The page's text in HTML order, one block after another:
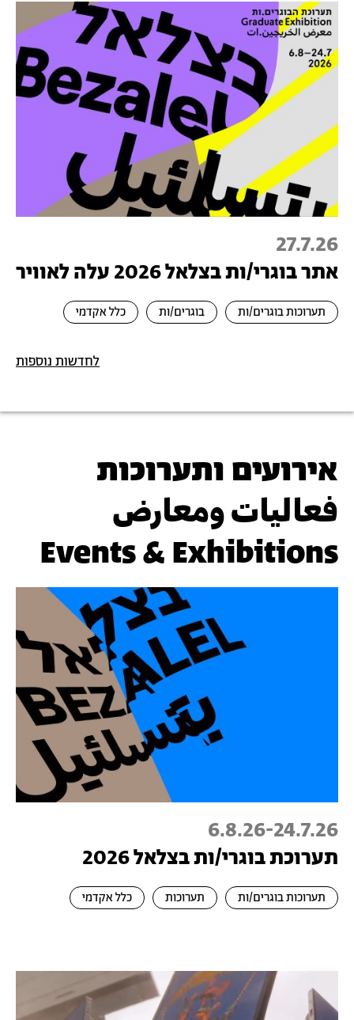
27.7.26
אתר בוגרי/ות בצלאל 2026 עלה לאוויר
תערוכות בוגרים/ות בוגרים/ות כלל אקדמי
לחדשות נוספות
אירועים ותערוכות
فعاليات ومعارض
Events & Exhibitions
24.7.26
-
6.8.26
תערוכת בוגרי/ות בצלאל 2026
תערוכות בוגרים/ות תערוכות כלל אקדמי